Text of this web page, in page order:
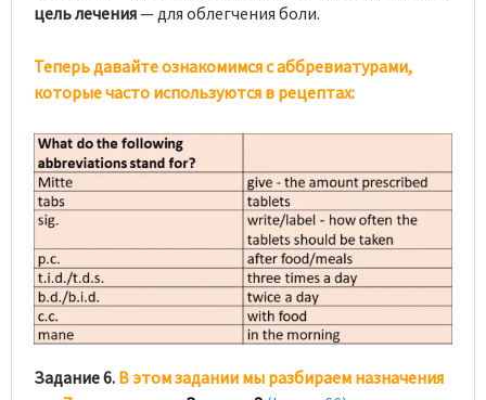
цель лечения— для облегчения боли.
Теперь давайте ознакомимся с аббревиатурами,
которые часто используются в рецептах:
Задание 6. В этом задании мы разбираем назначения